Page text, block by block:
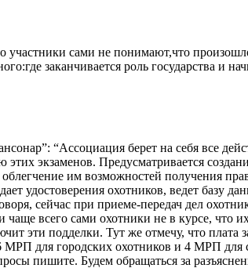
участники сами не понимают,что
заканчивается роль государства и
“Ассоциация берет на себя все
экзаменов. Предусматривается
им возможностей получения
удостоверения охотников, ведет базу
сейчас при приеме-передач дел
всего сами охотники не в курсе, что
эти подделки. Тут же отмечу, что плата
МРП для городских охотников и 4 МРП для
пишите. Будем обращаться за